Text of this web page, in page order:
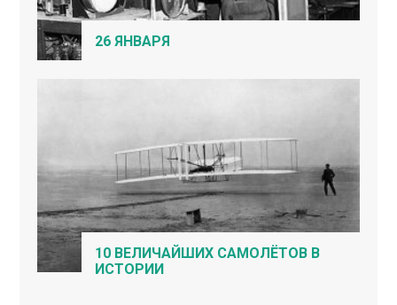
26 ЯНВАРЯ
10 ВЕЛИЧАЙШИХ САМОЛЁТОВ В
ИСТОРИИ